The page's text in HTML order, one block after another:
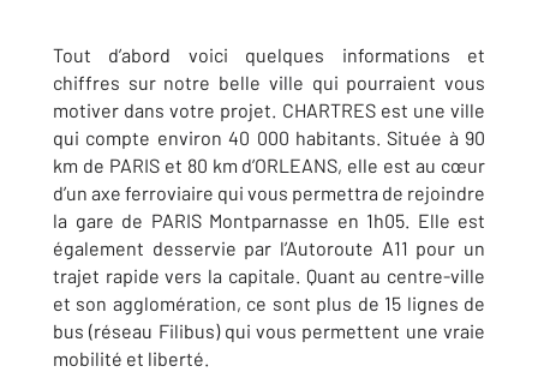
Tout d’abord voici quelques informations et
chiffres sur notre belle ville qui pourraient vous
motiver dans votre projet. CHARTRES est une ville
qui compte environ 40 000 habitants. Située à 90
km de PARIS et 80 km d’ORLEANS, elle est au cœur
d’un axe ferroviaire qui vous permettra de rejoindre
la gare de PARIS Montparnasse en 1h05. Elle est
également desservie par l’Autoroute A11 pour un
trajet rapide vers la capitale. Quant au centre-ville
et son agglomération, ce sont plus de 15 lignes de
bus (réseau Filibus) qui vous permettent une vraie
mobilité et liberté.